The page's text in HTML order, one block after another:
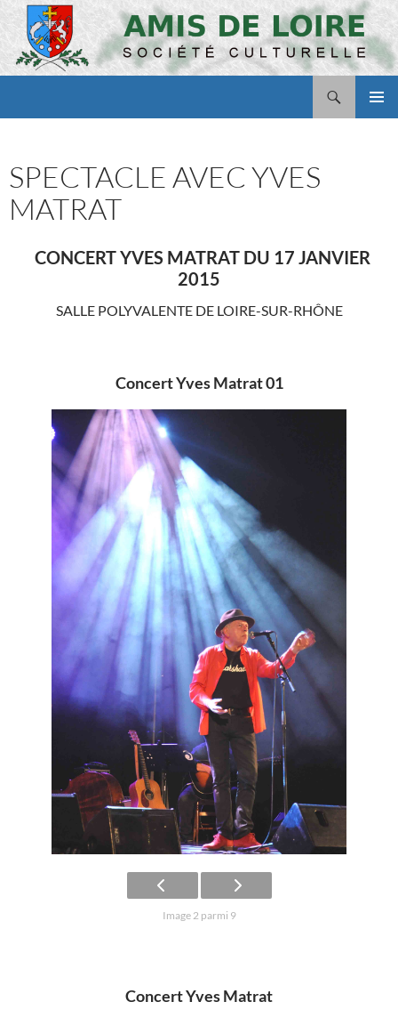
Aller
contenu
SPECTACLE AVEC YVES
MATRAT
CONCERT YVES MATRAT DU 17 JANVIER
2015
SALLE POLYVALENTE DE LOIRE-SUR-RHÔNE
Concert Yves Matrat 01
Image 2 parmi 9
Concert Yves Matrat